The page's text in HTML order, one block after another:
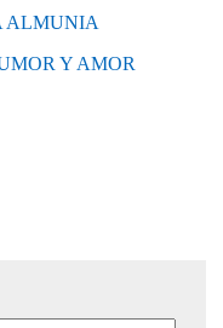
ALMUNIA
Y AMOR